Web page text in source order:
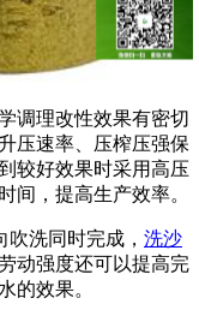
调理改性效果有密切
压速率、压榨压强保
较好效果时采用高压
间，提高生产效率。
洗同时完成， 洗沙
动强度还可以提高完
的效果。